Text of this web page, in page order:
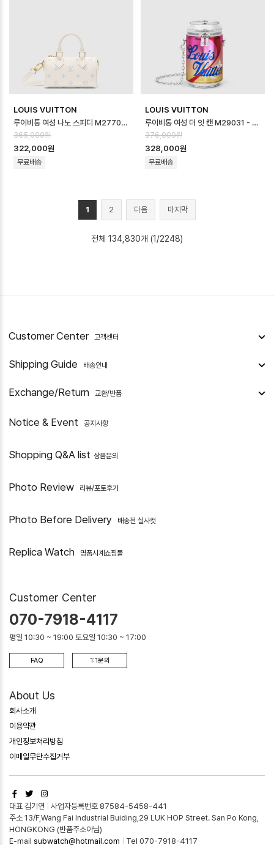
LOUIS VUITTON
루이비통 여성 나노 스피디 M27702 - Louis vuitton Womens Nano …
365,000원
322,000원
무료배송
LOUIS VUITTON
루이비통 여성 더 잇 캔 M29031 - Louis vuitton Womens The It…
376,000원
328,000원
무료배송
1 2 다음 마지막
전체 134,830개 (1/2248)
Customer Center 고객센터
Shipping Guide 배송안내
Exchange/Return 교환/반품
Notice & Event 공지사항
Shopping Q&A list 상품문의
Photo Review 리뷰/포토후기
Photo Before Delivery 배송전 실사컷
Replica Watch 명품시계쇼핑몰
Customer Center
070-7918-4117
평일 10:30 ~ 19:00 토요일 10:30 ~ 17:00
FAQ 1:1문의
About Us
회사소개
이용약관
개인정보처리방침
이메일무단수집거부
대표 김기연
사업자등록번호 87584-5458-441
주소 13/F,Wang Fai Industrial Buiding,29 LUK HOP Street. San Po Kong,
HONGKONG (반품주소아님)
E-mail subwatch@hotmail.com Tel 070-7918-4117